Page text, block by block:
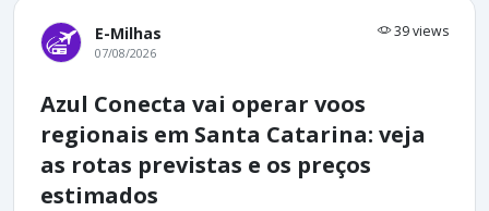
E-Milhas 39 views
07/08/2026
Azul Conecta vai operar voos
regionais em Santa Catarina: veja
as rotas previstas e os preços
estimados